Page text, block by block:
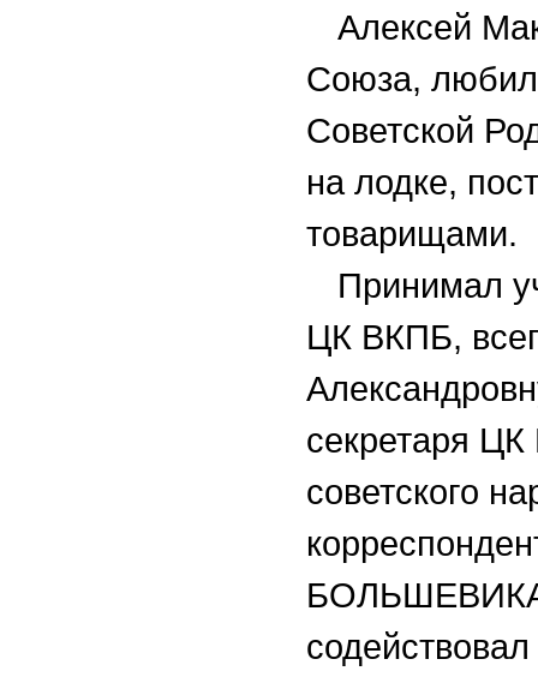
Алексей
Союза, любил
Советской
на лодке,
товарищами.
Принимал
ЦК ВКПБ,
секретаря
советского